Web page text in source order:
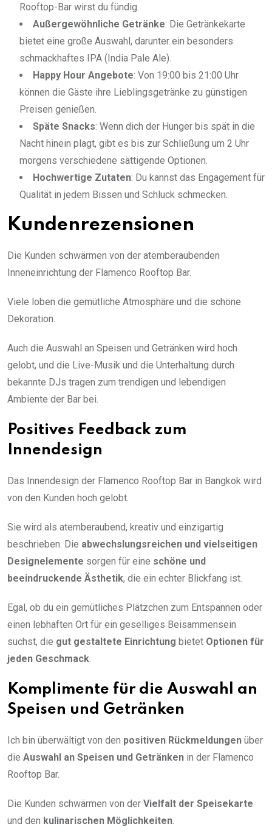
Rooftop-Bar wirst du fündig.
Außergewöhnliche Getränke: Die Getränkekarte
bietet eine große Auswahl, darunter ein besonders
schmackhaftes IPA (India Pale Ale).
Happy Hour Angebote: Von 19:00 bis 21:00 Uhr
können die Gäste ihre Lieblingsgetränke zu günstigen
Preisen genießen.
Späte Snacks: Wenn dich der Hunger bis spät in die
Nacht hinein plagt, gibt es bis zur Schließung um 2 Uhr
morgens verschiedene sättigende Optionen.
Hochwertige Zutaten: Du kannst das Engagement für
Qualität in jedem Bissen und Schluck schmecken.
Kundenrezensionen
Die Kunden schwärmen von der atemberaubenden
Inneneinrichtung der Flamenco Rooftop Bar.
Viele loben die gemütliche Atmosphäre und die schöne
Dekoration.
Auch die Auswahl an Speisen und Getränken wird hoch
gelobt, und die Live-Musik und die Unterhaltung durch
bekannte DJs tragen zum trendigen und lebendigen
Ambiente der Bar bei.
Positives Feedback zum
Innendesign
Das Innendesign der Flamenco Rooftop Bar in Bangkok wird
von den Kunden hoch gelobt.
Sie wird als atemberaubend, kreativ und einzigartig
beschrieben. Die abwechslungsreichen und vielseitigen
Designelemente sorgen für eine schöne und
beeindruckende Ästhetik, die ein echter Blickfang ist.
Egal, ob du ein gemütliches Plätzchen zum Entspannen oder
einen lebhaften Ort für ein geselliges Beisammensein
suchst, die gut gestaltete Einrichtung bietet Optionen für
jeden Geschmack.
Komplimente für die Auswahl an
Speisen und Getränken
Ich bin überwältigt von den positiven Rückmeldungen über
die Auswahl an Speisen und Getränken in der Flamenco
Rooftop Bar.
Die Kunden schwärmen von der Vielfalt der Speisekarte
und den kulinarischen Möglichkeiten.